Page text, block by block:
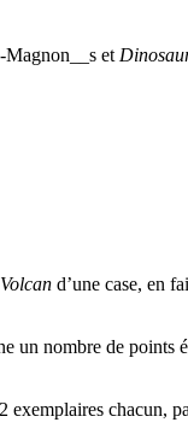
Magnon__s et
Volcan d’une case, en
un nombre de points
chacun,